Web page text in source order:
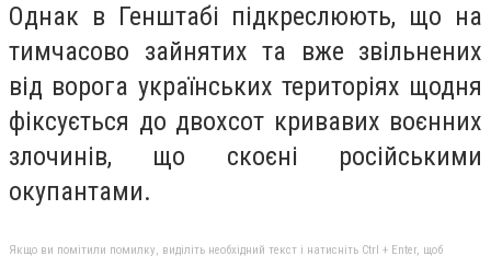
Однак в Генштабі підкреслюють, що на
тимчасово зайнятих та вже звільнених
від ворога українських територіях щодня
фіксується до двохсот кривавих воєнних
злочинів, що скоєні російськими
окупантами.
Якщо ви помітили помилку, виділіть необхідний текст і натисніть Ctrl + Enter, щоб